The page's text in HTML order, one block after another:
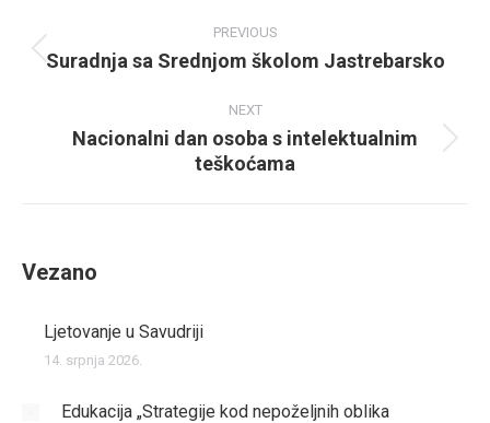
navigation
PREVIOUS
Previous
Suradnja sa Srednjom školom Jastrebarsko
NEXT
Next
post:
Nacionalni dan osoba s intelektualnim
teškoćama
Vezano
Ljetovanje u Savudriji
14. srpnja 2026.
Edukacija „Strategije kod nepoželjnih oblika